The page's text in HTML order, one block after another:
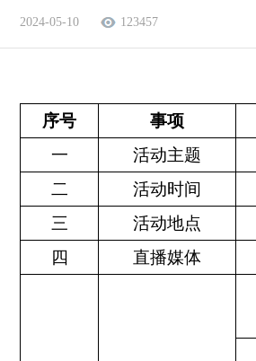
2024-05-10 123457
序号
事项
一
活动主题
二
活动时间
三
活动地点
四
直播媒体